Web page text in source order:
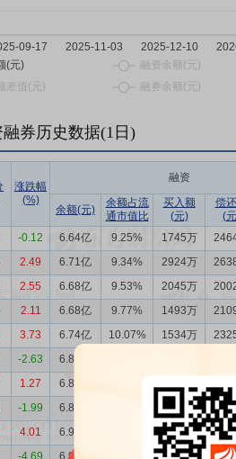
券历史数据(1 日)
涨跌幅
(%)
融资
余额(元)
余额占流
通市值比
买入额
(元)
偿
(
-0.12 6.64亿 9.25% 1745万
2.49 6.71亿 9.34% 2924万
2.55 6.68亿 9.53% 2045万
2.11 6.68亿 9.77% 1493万
3.73 6.74亿 10.07% 1534万
-2.63 6.82亿
1.27 6.87亿
-1.99 6.87亿 1318万
4.01 6.90亿 1407万
-4.69 6.94亿 1129万 1724